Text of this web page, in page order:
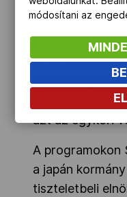
be, hogy a
Ez abban is
külön
küldöttségnek
azt az egykori
A programokon
a japán
tiszteletbeli
módosítani az